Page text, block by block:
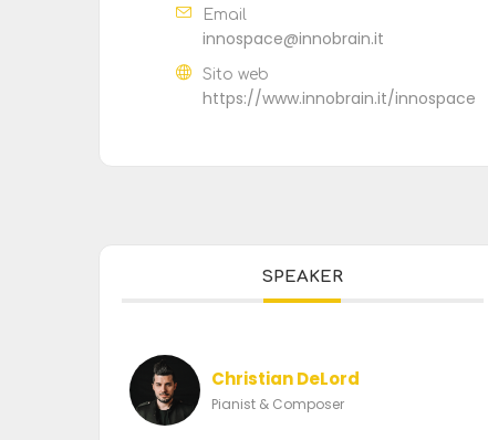
Email
innospace@innobrain.it
Sito web
https://www.innobrain.it/innospace
SPEAKER
Christian DeLord
Pianist & Composer